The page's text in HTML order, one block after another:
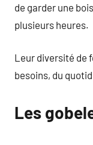
de garder une
plusieurs heures.
Leur diversité de
besoins, du
Les